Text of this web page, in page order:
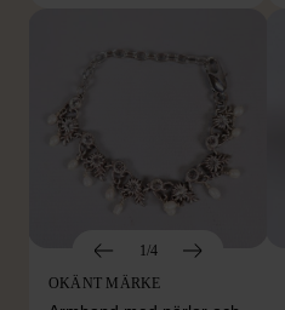
1/4
OKÄNT MÄRKE